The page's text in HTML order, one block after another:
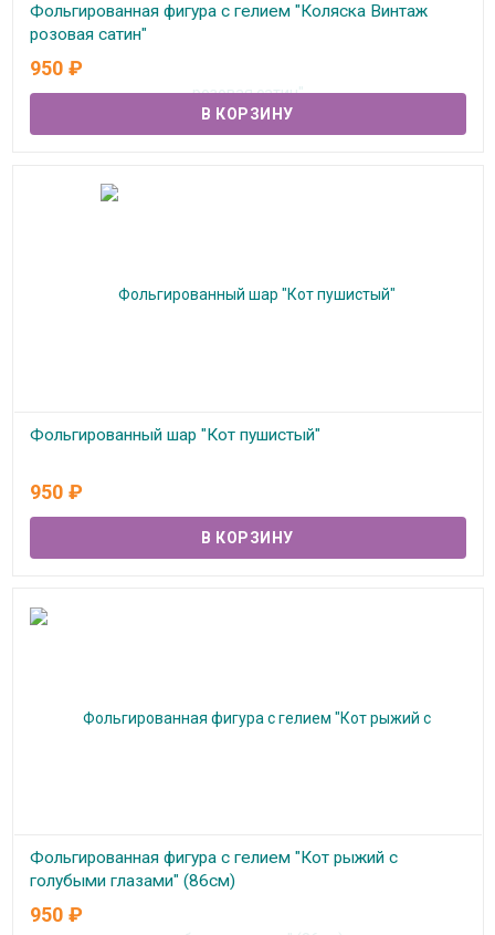
Фольгированная фигура с гелием "Коляска Винтаж
розовая сатин"
В наличии
950 ₽
Фольгированный шар "Кот пушистый"
950 ₽
Фольгированная фигура с гелием "Кот рыжий с
голубыми глазами" (86см)
В наличии
950 ₽